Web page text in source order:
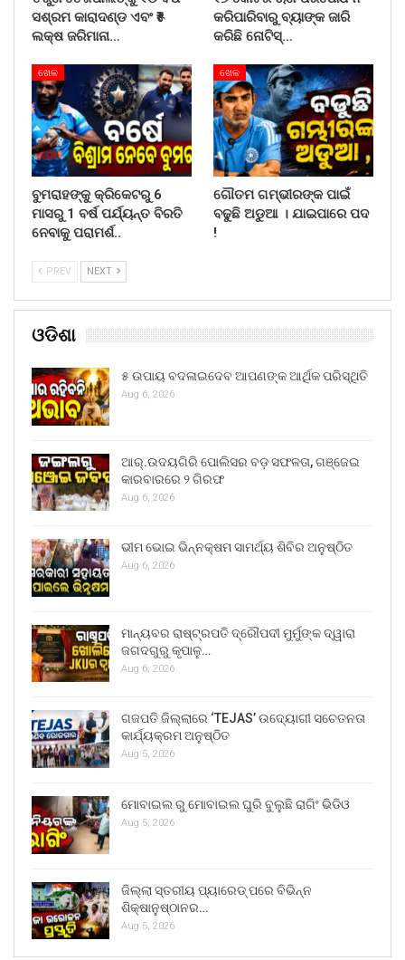
ସଶ୍ରମ କାରାଦଣ୍ଡ ଏବଂ ₹୫
ଲକ୍ଷ ଜରିମାନା…
କରିପାରିବାରୁ ବ୍ୟାଙ୍କ ଜାରି
କରିଛି ନୋଟିସ୍…
ଖେଳ
ବୁମରାହଙ୍କୁ କ୍ରିକେଟରୁ 6
ମାସରୁ 1 ବର୍ଷ ପର୍ଯ୍ୟନ୍ତ ବିରତି
ନେବାକୁ ପରାମର୍ଶ..
ଖେଳ
ଗୌତମ ଗମ୍ଭୀରଙ୍କ ପାଇଁ
ବଢୁଛି ଅଡୁଆ । ଯାଇପାରେ ପଦ
!
PREV NEXT
ଓଡିଶା
୫ ଉପାୟ ବଦଳାଇଦେବ ଆପଣଙ୍କ ଆର୍ଥିକ ପରିସ୍ଥିତି
Aug 6, 2026
ଆର୍.ଉଦୟଗିରି ପୋଲିସର ବଡ଼ ସଫଳତା, ଗଞ୍ଜେଇ
କାରବାରରେ ୨ ଗିରଫ
Aug 6, 2026
ଭୀମ ଭୋଇ ଭିନ୍ନକ୍ଷମ ସାମର୍ଥ୍ୟ ଶିବିର ଅନୁଷ୍ଠିତ
Aug 6, 2026
ମାନ୍ୟବର ରାଷ୍ଟ୍ରପତି ଦ୍ରୌପଦୀ ମୁର୍ମୁଙ୍କ ଦ୍ୱାରା
ଜଗଦଗୁରୁ କୃପାଳୁ…
Aug 6, 2026
ଗଜପତି ଜିଲ୍ଲାରେ ‘TEJAS’ ଉଦ୍ୟୋଗୀ ସଚେତନତା
କାର୍ଯ୍ୟକ୍ରମ ଅନୁଷ୍ଠିତ
Aug 5, 2026
ମୋବାଇଲ ରୁ ମୋବାଇଲ ଘୁରି ବୁଲୁଛି ରାଗିଂ ଭିଡିଓ
Aug 5, 2026
ଜିଲ୍ଲା ସ୍ତରୀୟ ପ୍ୟାରେଡ୍ ପରେ ବିଭିନ୍ନ
ଶିକ୍ଷାନୁଷ୍ଠାନର…
Aug 5, 2026